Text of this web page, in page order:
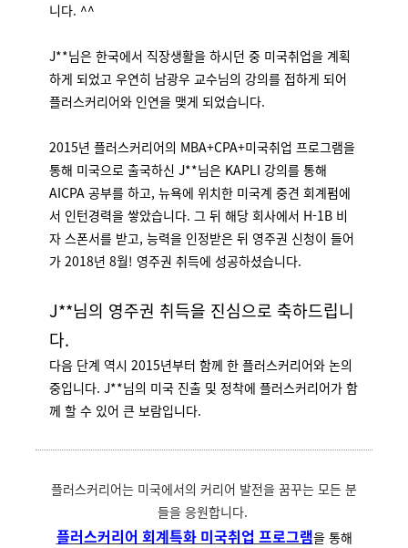
니다. ^^
J**님은 한국에서 직장생활을 하시던 중 미국취업을 계획
하게 되었고 우연히 남광우 교수님의 강의를 접하게 되어
플러스커리어와 인연을 맺게 되었습니다.
2015년 플러스커리어의 MBA+CPA+미국취업 프로그램을
통해 미국으로 출국하신 J**님은 KAPLI 강의를 통해
AICPA 공부를 하고, 뉴욕에 위치한 미국계 중견 회계펌에
서 인턴경력을 쌓았습니다. 그 뒤 해당 회사에서 H-1B 비
자 스폰서를 받고, 능력을 인정받은 뒤 영주권 신청이 들어
가 2018년 8월! 영주권 취득에 성공하셨습니다.
J**님의 영주권 취득을 진심으로 축하드립니
다.
다음 단계 역시 2015년부터 함께 한 플러스커리어와 논의
중입니다. J**님의 미국 진출 및 정착에 플러스커리어가 함
께 할 수 있어 큰 보람입니다.
플러스커리어는 미국에서의 커리어 발전을 꿈꾸는 모든 분
들을 응원합니다.
플러스커리어 회계특화 미국취업 프로그램을 통해